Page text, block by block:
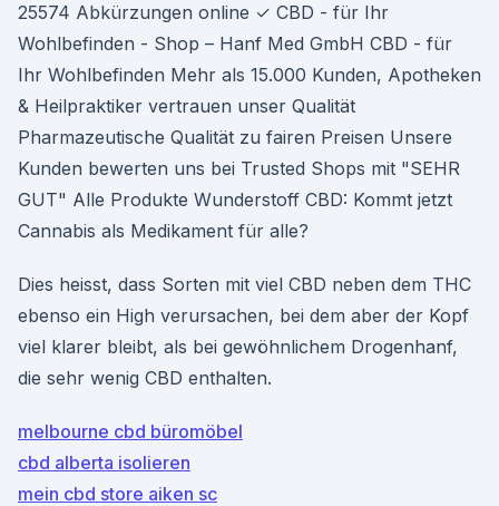
25574 Abkürzungen online ✓ CBD - für Ihr
Wohlbefinden - Shop – Hanf Med GmbH CBD - für
Ihr Wohlbefinden Mehr als 15.000 Kunden, Apotheken
& Heilpraktiker vertrauen unser Qualität
Pharmazeutische Qualität zu fairen Preisen Unsere
Kunden bewerten uns bei Trusted Shops mit "SEHR
GUT" Alle Produkte Wunderstoff CBD: Kommt jetzt
Cannabis als Medikament für alle?
Dies heisst, dass Sorten mit viel CBD neben dem THC
ebenso ein High verursachen, bei dem aber der Kopf
viel klarer bleibt, als bei gewöhnlichem Drogenhanf,
die sehr wenig CBD enthalten.
melbourne cbd büromöbel
cbd alberta isolieren
mein cbd store aiken sc